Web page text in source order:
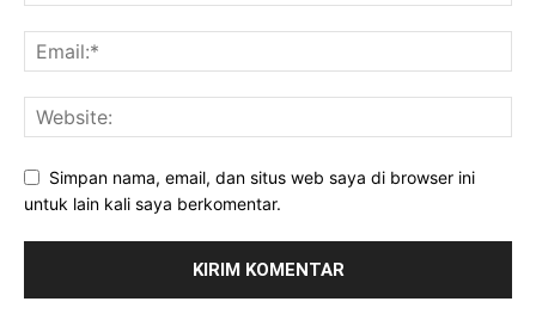
Simpan nama, email, dan situs web saya di browser ini
untuk lain kali saya berkomentar.